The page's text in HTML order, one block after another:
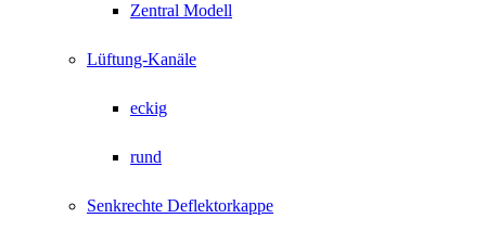
Zentral Modell
Lüftung-Kanäle
eckig
rund
Senkrechte Deflektorkappe